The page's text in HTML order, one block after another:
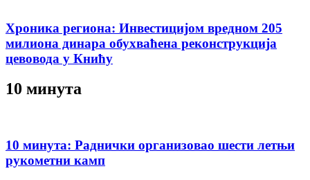
Хроника региона: Инвестицијом вредном 205
милиона динара обухваћена реконструкција
цевовода у Книћу
10 минута
10 минута: Раднички организовао шести летњи
рукометни камп